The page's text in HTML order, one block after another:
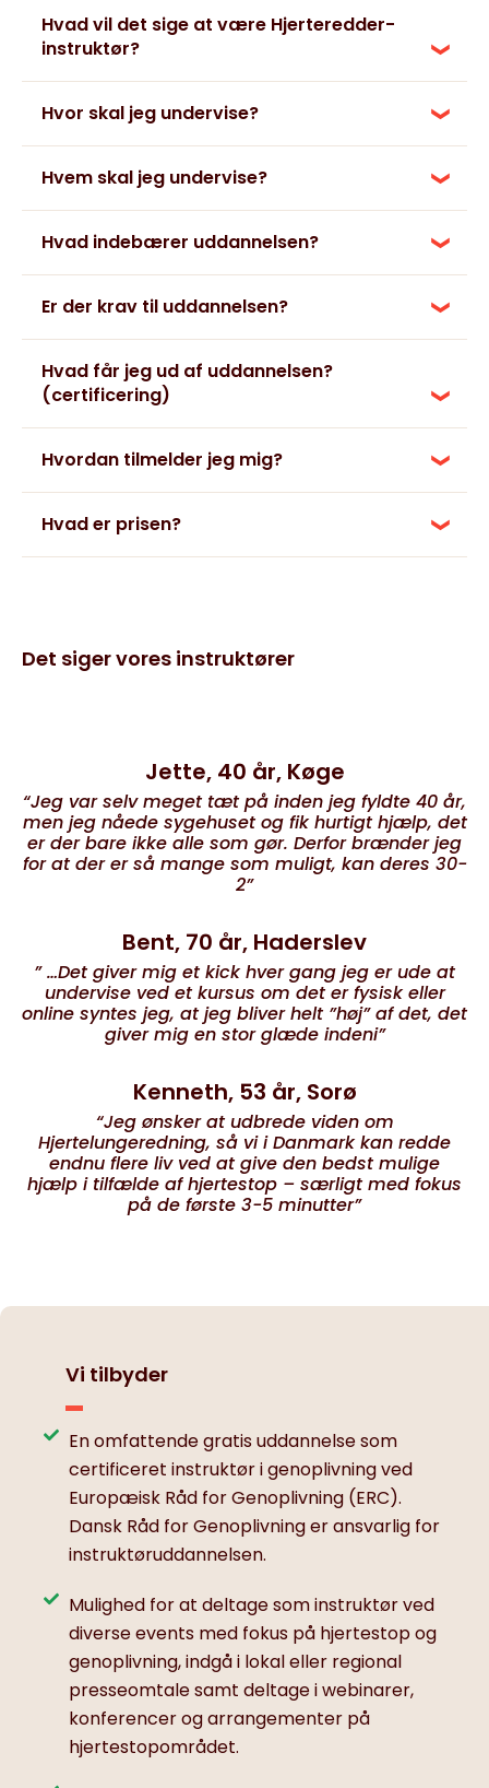
Hvad vil det sige at være Hjerteredder-
instruktør?
Hvor skal jeg undervise?
Hvem skal jeg undervise?
Hvad indebærer uddannelsen?
Er der krav til uddannelsen?
Hvad får jeg ud af uddannelsen?
(certificering)
Hvordan tilmelder jeg mig?
Hvad er prisen?
Det siger vores instruktører
Jette, 40 år, Køge
“Jeg var selv meget tæt på inden jeg fyldte 40 år,
men jeg nåede sygehuset og fik hurtigt hjælp, det
er der bare ikke alle som gør. Derfor brænder jeg
for at der er så mange som muligt, kan deres 30-
2”
Bent, 70 år, Haderslev
” …Det giver mig et kick hver gang jeg er ude at
undervise ved et kursus om det er fysisk eller
online syntes jeg, at jeg bliver helt ”høj” af det, det
giver mig en stor glæde indeni”
Kenneth, 53 år, Sorø
“Jeg ønsker at udbrede viden om
Hjertelungeredning, så vi i Danmark kan redde
endnu flere liv ved at give den bedst mulige
hjælp i tilfælde af hjertestop – særligt med fokus
på de første 3-5 minutter”
Vi tilbyder
En omfattende gratis uddannelse som
certificeret instruktør i genoplivning ved
Europæisk Råd for Genoplivning (ERC).
Dansk Råd for Genoplivning er ansvarlig for
instruktøruddannelsen.
Mulighed for at deltage som instruktør ved
diverse events med fokus på hjertestop og
genoplivning, indgå i lokal eller regional
presseomtale samt deltage i webinarer,
konferencer og arrangementer på
hjertestopområdet.